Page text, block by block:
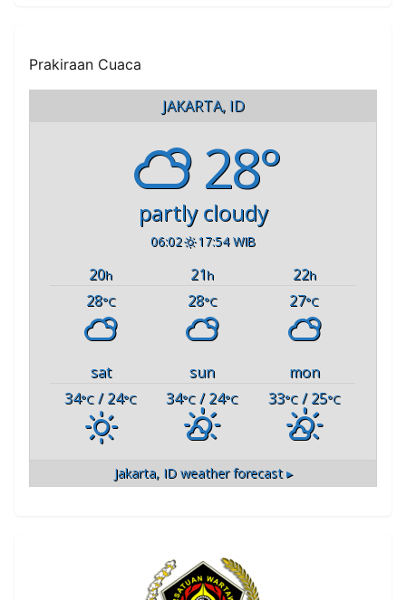
Prakiraan Cuaca
JAKARTA, ID
28°
partly cloudy
06:02 17:54 WIB
20h 21h 22h
28°C 28°C 27°C
sat sun
mon
34°C / 24°C 34°C / 24°C 33°C/ 25°C
Jakarta, IDweather forecast ▸